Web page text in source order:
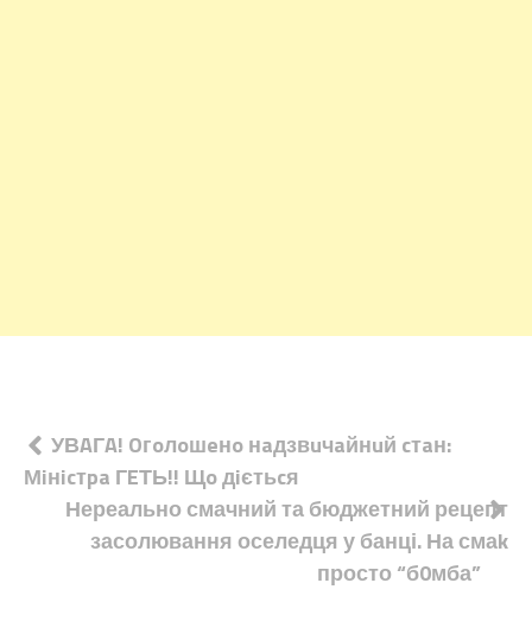
Навігація
записів
УВAГA! Oгoлoшeнo нaдзвuчaйнuй cтaн:
Мiнicтpa ГEТЬ!! Щo дiєтьcя
Нереально смачний та бюджетний рецепт
засолювання оселедця у банці. На смаk
просто “б0мба”